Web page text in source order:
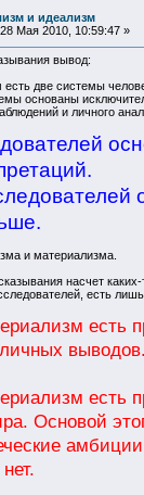
и идеализм
28 Мая 2010, 10:59:47 »
вывод:
две системы
основаны
и личного
и материализма.
насчет
есть
есть
есть
Основой